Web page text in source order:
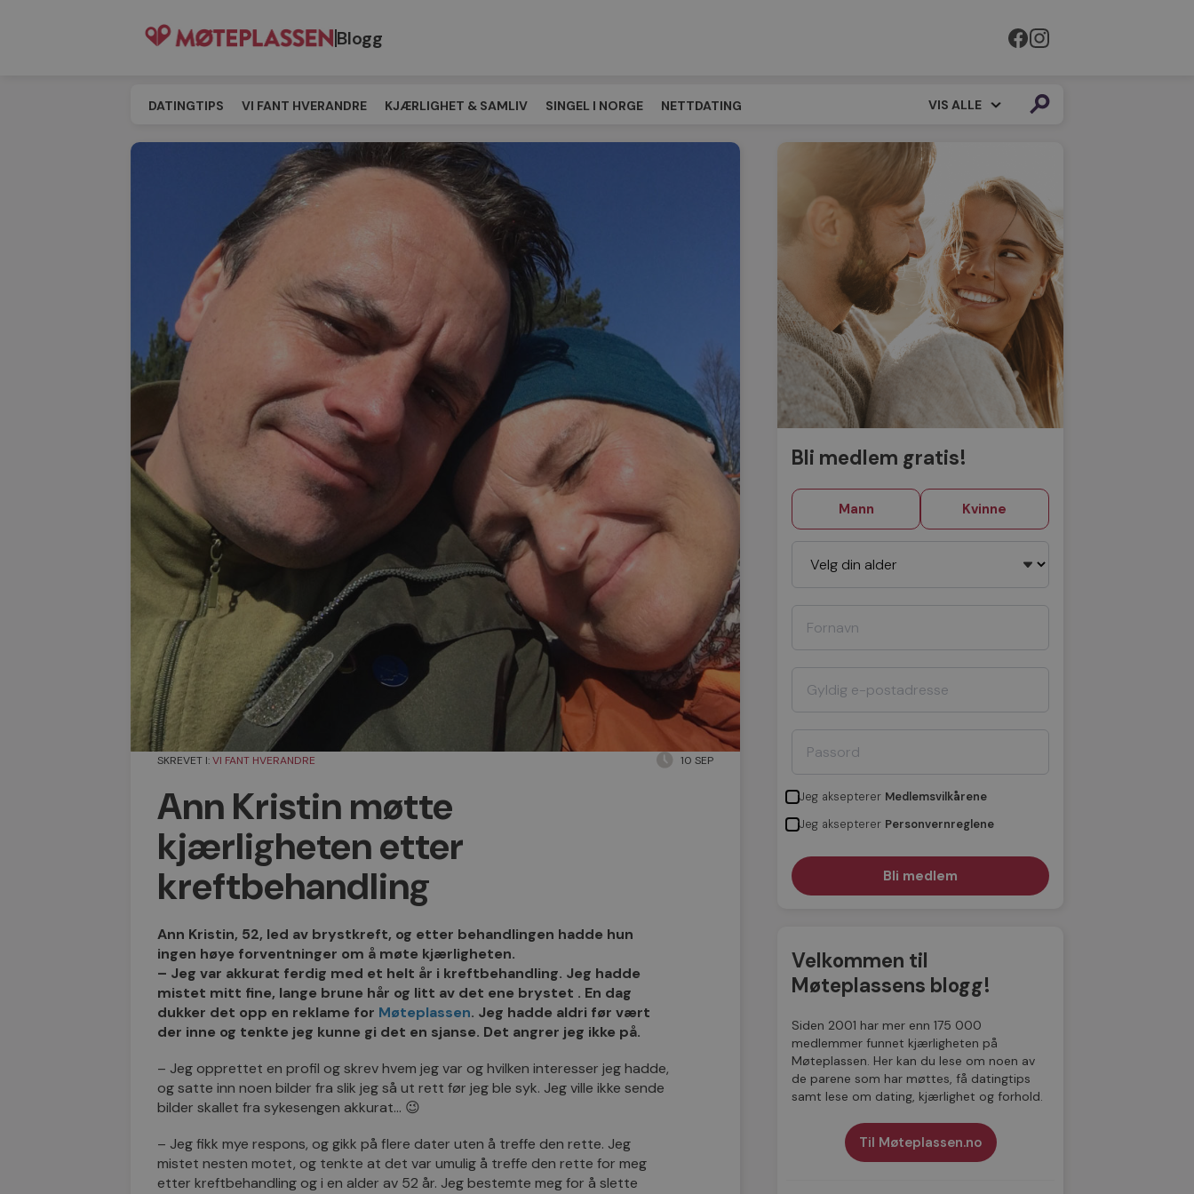
Blogg
DATINGTIPS VI FANT HVERANDRE KJÆRLIGHET & SAMLIV SINGEL I NORGE NETTDATING
SINGELEVENT MATCHING TIL MØTEPLASSEN
VIS ALLE
SKREVET I:VI FANT HVERANDRE 10 SEP
Ann Kristin møtte
kjærligheten etter
kreftbehandling
Ann Kristin, 52, led av brystkreft, og etter behandlingen hadde hun
ingen høye forventninger om å møte kjærligheten.
– Jeg var akkurat ferdig med et helt år i kreftbehandling. Jeg hadde
mistet mitt fine, lange brune hår og litt av det ene brystet . En dag
dukker det opp en reklame for Møteplassen. Jeg hadde aldri før vært
der inne og tenkte jeg kunne gi det en sjanse. Det angrer jeg ikke på.
– Jeg opprettet en profil og skrev hvem jeg var og hvilken interesser jeg hadde,
og satte inn noen bilder fra slik jeg så ut rett før jeg ble syk. Jeg ville ikke sende
bilder skallet fra sykesengen akkurat… 😉
– Jeg fikk mye respons, og gikk på flere dater uten å treffe den rette. Jeg
mistet nesten motet, og tenkte at det var umulig å treffe den rette for meg
etter kreftbehandling og i en alder av 52 år. Jeg bestemte meg for å slette
Bli medlem gratis!
Mann Kvinne
Jeg aksepterer Medlemsvilkårene
Jeg aksepterer Personvernreglene
Velkommen til
Møteplassens blogg!
Siden 2001 har mer enn 175 000
medlemmer funnet kjærligheten på
Møteplassen. Her kan du lese om noen av
de parene som har møttes, få datingtips
samt lese om dating, kjærlighet og forhold.
Til Møteplassen.no